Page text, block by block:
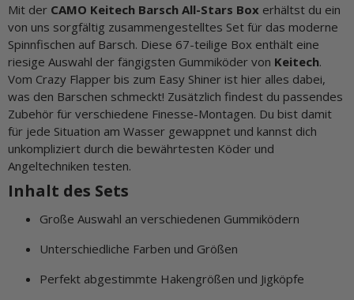
Mit der CAMO Keitech Barsch All-Stars Box erhältst du ein
von uns sorgfältig zusammengestelltes Set für das moderne
Spinnfischen auf Barsch. Diese 67-teilige Box enthält eine
riesige Auswahl der fängigsten Gummiköder von Keitech.
Vom Crazy Flapper bis zum Easy Shiner ist hier alles dabei,
was den Barschen schmeckt! Zusätzlich findest du passendes
Zubehör für verschiedene Finesse-Montagen. Du bist damit
für jede Situation am Wasser gewappnet und kannst dich
unkompliziert durch die bewährtesten Köder und
Angeltechniken testen.
Inhalt des Sets
Große Auswahl an verschiedenen Gummiködern
Unterschiedliche Farben und Größen
Perfekt abgestimmte Hakengrößen und Jigköpfe